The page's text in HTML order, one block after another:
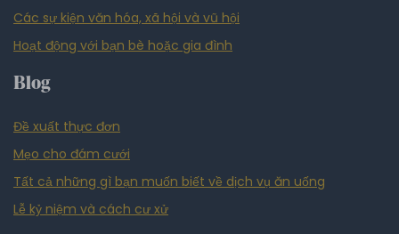
Các sự kiện văn hóa, xã hội và vũ hội
Hoạt động với bạn bè hoặc gia đình
Blog
Đề xuất thực đơn
Mẹo cho đám cưới
Tất cả những gì bạn muốn biết về dịch vụ ăn uống
Lễ kỷ niệm và cách cư xử